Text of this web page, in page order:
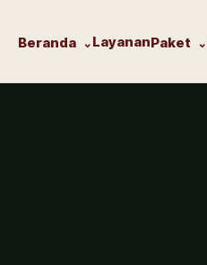
Beranda LayananPaket